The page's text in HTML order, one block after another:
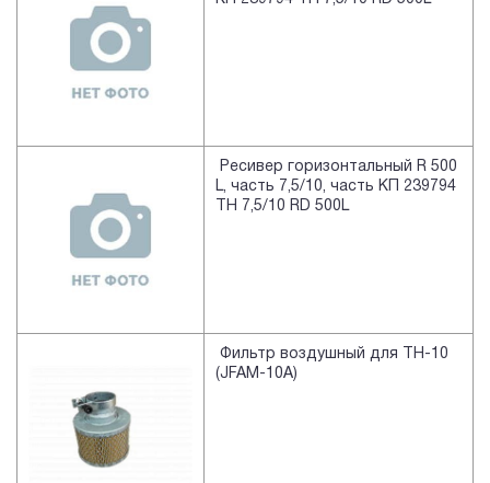
Ресивер горизонтальный R 500
L, часть 7,5/10, часть КП 239794
TH 7,5/10 RD 500L
Фильтр воздушный для TH-10
(JFAM-10A)